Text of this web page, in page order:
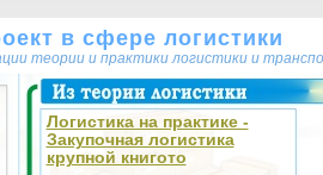
в сфере логистики
теории и практики логистики и
Логистика на практике -
Закупочная логистика
крупной книгото